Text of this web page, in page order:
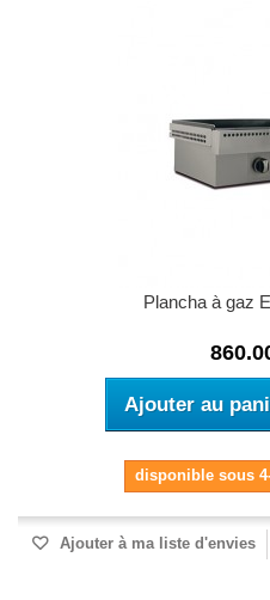
Plancha à gaz
Ajouter au
disponible sous
Ajouter à ma liste d'envies